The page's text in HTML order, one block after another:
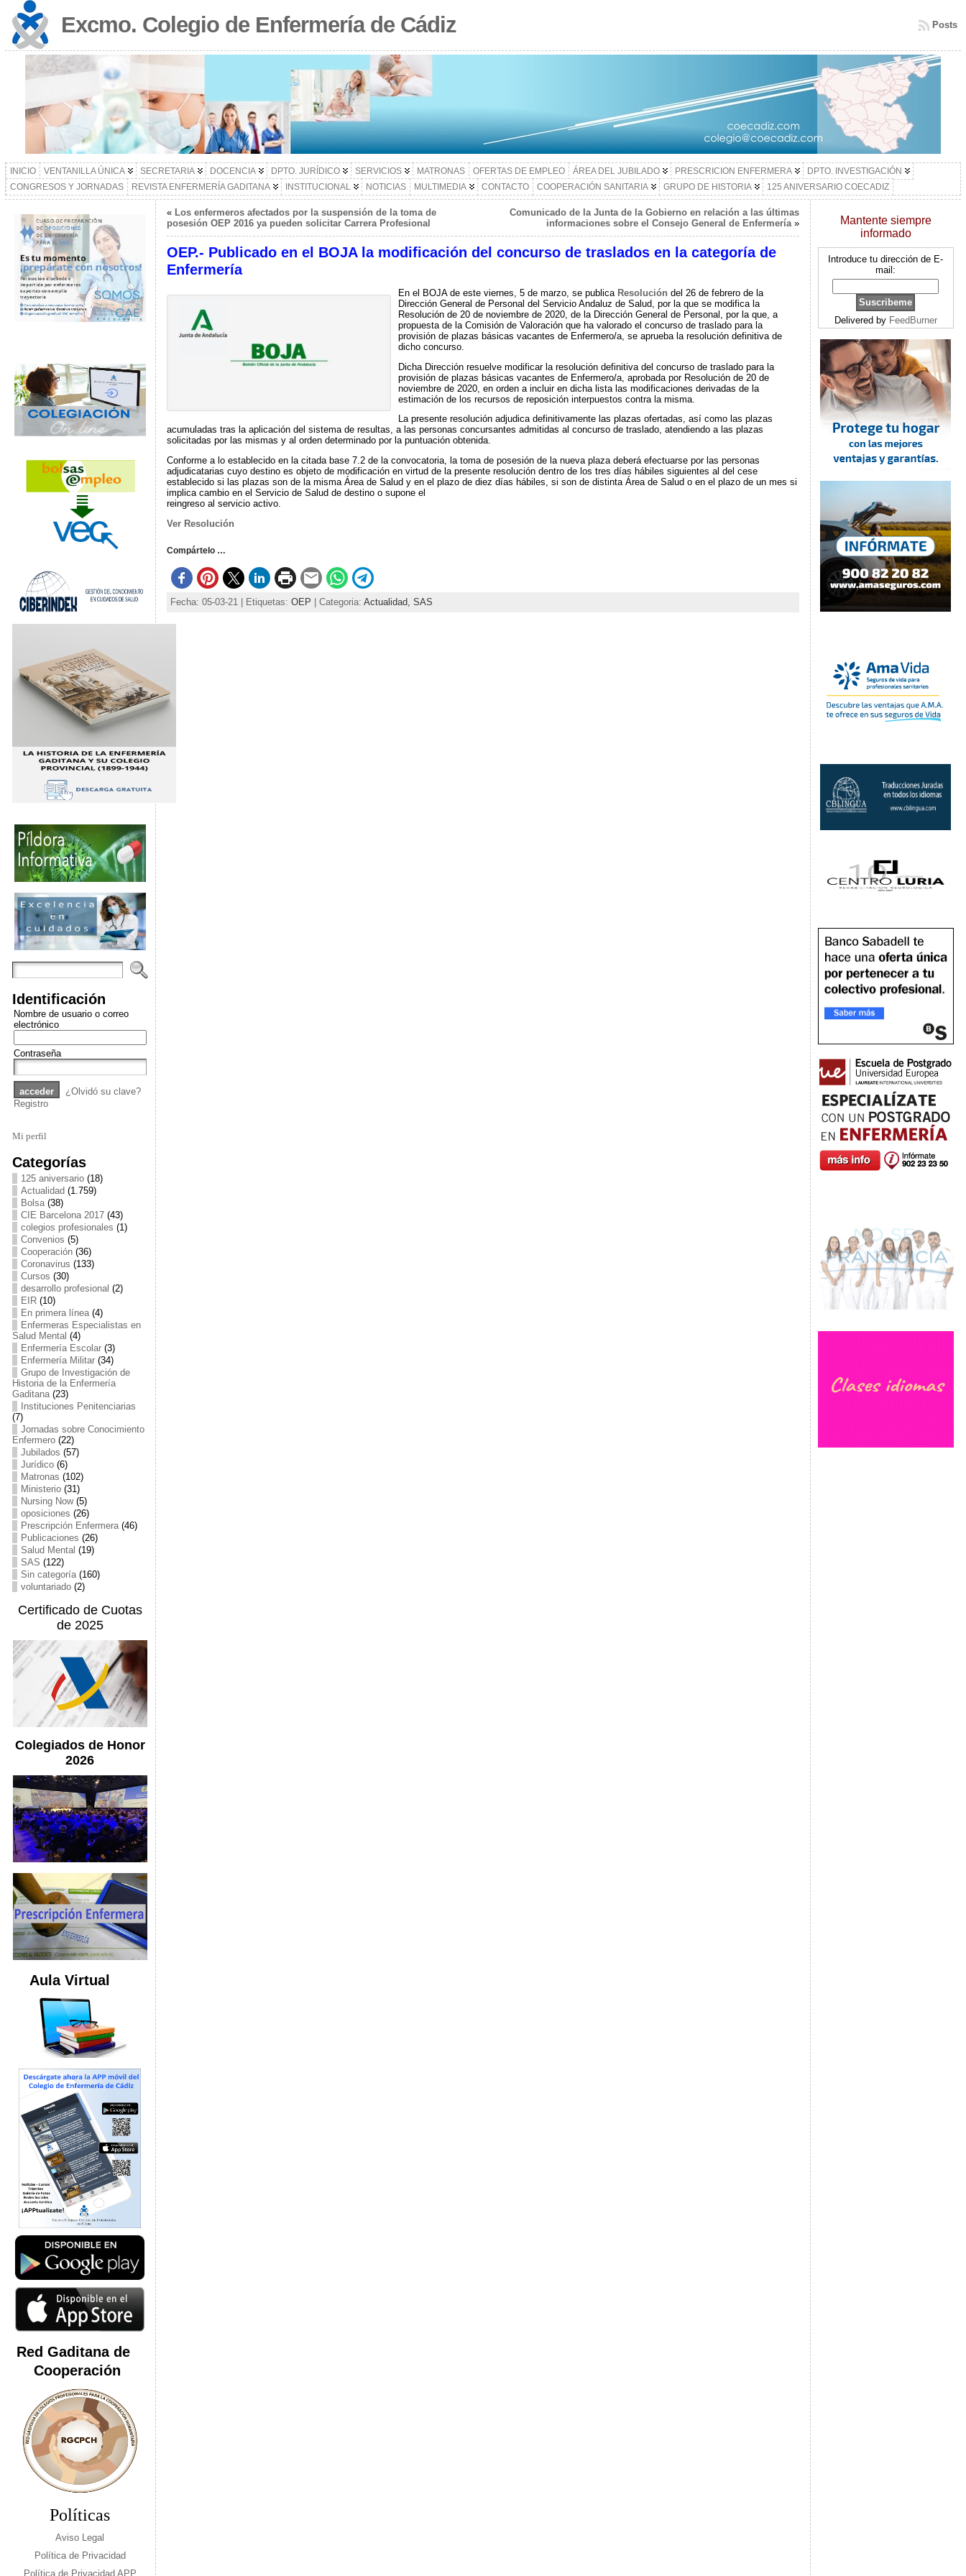
Excmo. Colegio de Enfermería de Cádiz Posts
INICIO VENTANILLA ÚNICA SECRETARIA DOCENCIA DPTO. JURÍDICO SERVICIOS MATRONAS OFERTAS DE EMPLEO ÁREA DEL JUBILADO PRESCRICION ENFERMERA
DPTO. INVESTIGACIÓN
CONGRESOS Y JORNADAS
REVISTA ENFERMERÍA GADITANA INSTITUCIONAL NOTICIAS MULTIMEDIA CONTACTO COOPERACIÓN SANITARIA GRUPO DE HISTORIA 125 ANIVERSARIO COECADIZ
Identificación
Nombre de usuario o correo
electrónico
Contraseña
¿Olvidó su clave?
Registro
Mi perfil
Categorías
125 aniversario(18)
Actualidad (1.759)
Bolsa(38)
CIE Barcelona 2017(43)
colegios profesionales (1)
Convenios (5)
Cooperación(36)
Coronavirus (133)
Cursos (30)
desarrollo profesional (2)
EIR(10)
En primera línea(4)
Enfermeras Especialistas en
Salud Mental (4)
Enfermería Escolar(3)
Enfermería Militar(34)
Grupo de Investigación de
Historia de la Enfermería
Gaditana(23)
Instituciones Penitenciarias
(7)
Jornadas sobre Conocimiento
Enfermero(22)
Jubilados (57)
Jurídico(6)
Matronas (102)
Ministerio(31)
Nursing Now(5)
oposiciones (26)
Prescripción Enfermera(46)
Publicaciones (26)
Salud Mental (19)
SAS (122)
Sin categoría(160)
voluntariado(2)
Certificado de Cuotas
de 2025
Colegiados de Honor
2026
Aula Virtual
Red Gaditana de
Cooperación
Políticas
Aviso Legal
Política de Privacidad
Política de Privacidad APP
« Los enfermeros afectados por la suspensión de la toma de
posesión OEP 2016 ya pueden solicitar Carrera Profesional
Comunicado de la Junta de la Gobierno en relación a las últimas
informaciones sobre el Consejo General de Enfermería»
OEP.- Publicado en el BOJA la modificación del concurso de traslados en la categoría de
Enfermería
En el BOJA de este viernes, 5 de marzo, se publica Resolución del 26 de febrero de la
Dirección General de Personal del Servicio Andaluz de Salud, por la que se modifica la
Resolución de 20 de noviembre de 2020, de la Dirección General de Personal, por la que, a
propuesta de la Comisión de Valoración que ha valorado el concurso de traslado para la
provisión de plazas básicas vacantes de Enfermero/a, se aprueba la resolución definitiva de
dicho concurso.
Dicha Dirección resuelve modificar la resolución definitiva del concurso de traslado para la
provisión de plazas básicas vacantes de Enfermero/a, aprobada por Resolución de 20 de
noviembre de 2020, en orden a incluir en dicha lista las modificaciones derivadas de la
estimación de los recursos de reposición interpuestos contra la misma.
La presente resolución adjudica definitivamente las plazas ofertadas, así como las plazas
acumuladas tras la aplicación del sistema de resultas, a las personas concursantes admitidas al concurso de traslado, atendiendo a las plazas
solicitadas por las mismas y al orden determinado por la puntuación obtenida.
Conforme a lo establecido en la citada base 7.2 de la convocatoria, la toma de posesión de la nueva plaza deberá efectuarse por las personas
adjudicatarias cuyo destino es objeto de modificación en virtud de la presente resolución dentro de los tres días hábiles siguientes al del cese
establecido si las plazas son de la misma Área de Salud y en el plazo de diez días hábiles, si son de distinta Área de Salud o en el plazo de un mes si
implica cambio en el Servicio de Salud de destino o supone el
reingreso al servicio activo.
Ver Resolución
Compártelo …
Fecha: 05-03-21 | Etiquetas: OEP | Categoria: Actualidad, SAS
Mantente siempre
informado
Introduce tu dirección de E-
mail:
Delivered by FeedBurner